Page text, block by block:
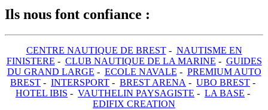
Ils nous font confiance :
CENTRE NAUTIQUE DE BREST- NAUTISME EN
FINISTERE - CLUB NAUTIQUE DE LA MARINE - GUIDES
DU GRAND LARGE - ECOLE NAVALE - PREMIUM AUTO
BREST - INTERSPORT - BREST ARENA - UBO BREST -
HOTEL IBIS - VAUTHELIN PAYSAGISTE - LA BASE -
EDIFIX CREATION